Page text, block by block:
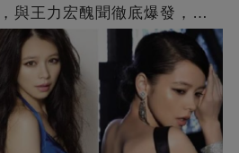
與王力宏醜聞徹底爆發，原
！